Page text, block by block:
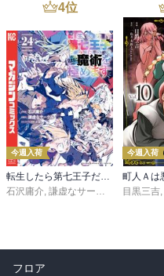
4位
今週入荷
転生したら第七王子だったので、気ままに魔術を極めます（２４）
石沢庸介, 謙虚なサークル メル。
今週入荷
目黒三吉,
フロア